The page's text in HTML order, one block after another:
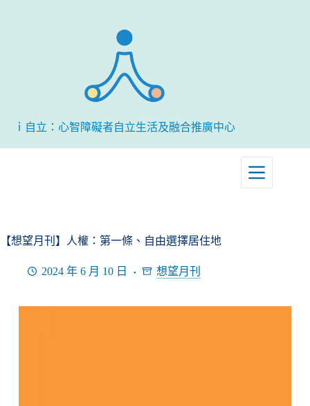
ｉ自立：心智障礙者自立生活及融合推廣中心
【想望月刊】人權：第一條、自由選擇居住地
2024 年 6 月 10 日 想望月刊